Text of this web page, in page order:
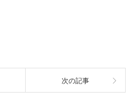
次の記事